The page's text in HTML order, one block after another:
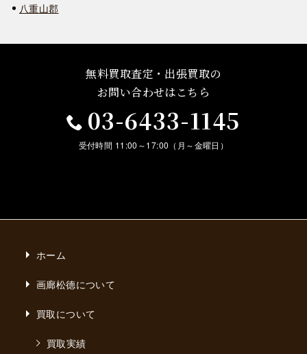
八重山郡
無料買取査定・出張買取の
お問い合わせはこちら
03-6433-1145
受付時間 11:00～17:00（月～金曜日）
ホーム
画廊松德について
買取について
買取実績